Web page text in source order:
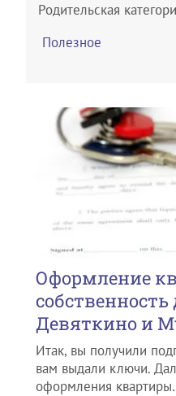
Родительская
Полезное
Оформление
Девяткино и
Итак, вы получили
вам выдали ключи.
оформления